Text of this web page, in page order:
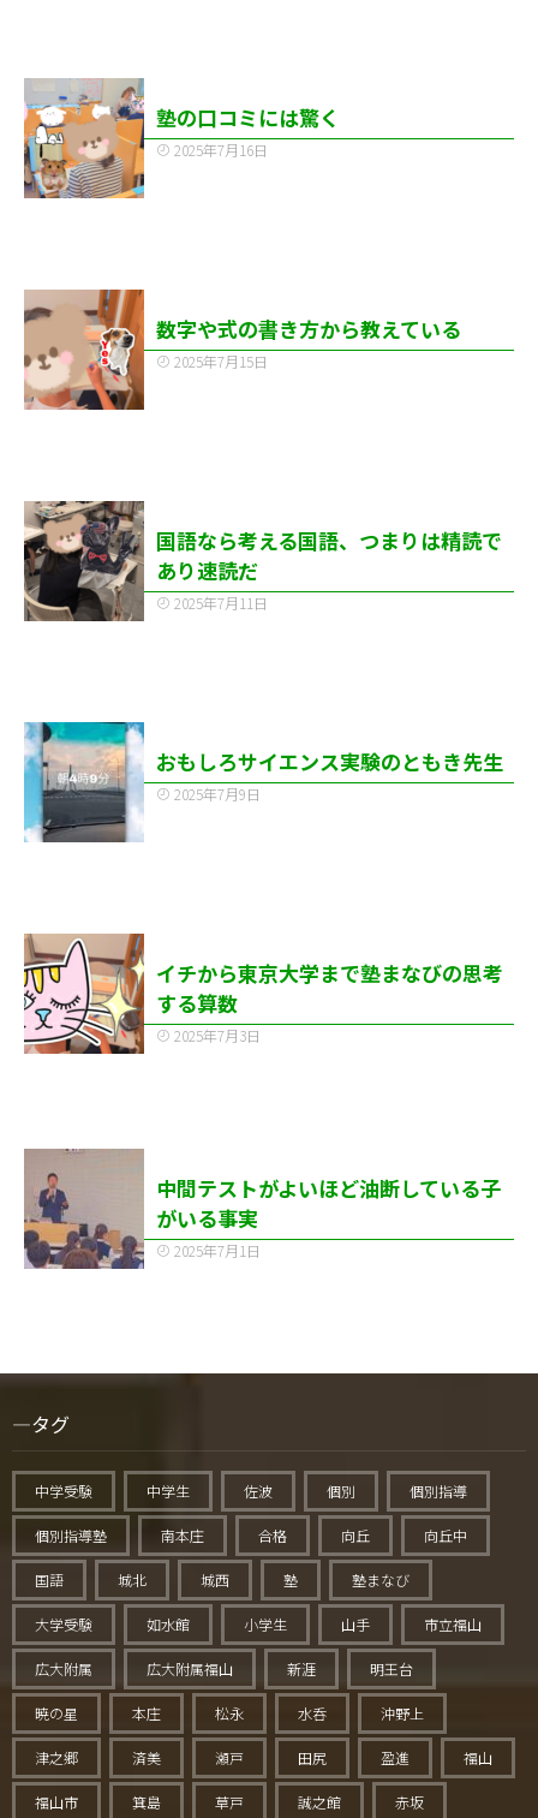
塾の口コミには驚く
2025年7月16日
数字や式の書き方から教えている
2025年7月15日
国語なら考える国語、つまりは精読で
あり速読だ
2025年7月11日
おもしろサイエンス実験のともき先生
2025年7月9日
イチから東京大学まで塾まなびの思考
する算数
2025年7月3日
中間テストがよいほど油断している子
がいる事実
2025年7月1日
タグ
中学受験 中学生 佐波 個別 個別指導
個別指導塾 南本庄 合格 向丘 向丘中
国語 城北 城西 塾 塾まなび
大学受験 如水館 小学生 山手 市立福山
広大附属 広大附属福山 新涯 明王台
暁の星 本庄 松永 水呑 沖野上
津之郷 済美 瀬戸 田尻 盈進 福山
福山市 箕島 草戸 誠之館 赤坂